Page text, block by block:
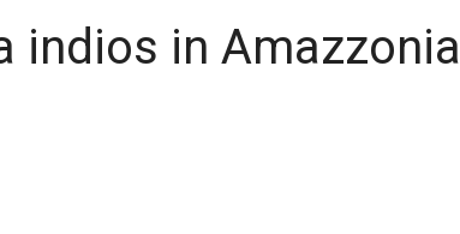
indios in Amazzonia